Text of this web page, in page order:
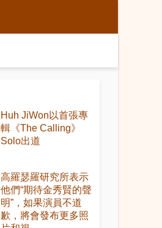
Huh JiWon以首張專
輯《The Calling》
Solo出道
高羅瑟羅研究所表示
他們“期待金秀賢的聲
明”，如果演員不道
歉，將會發布更多照